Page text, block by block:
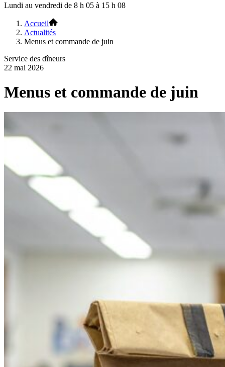
Lundi au vendredi de 8 h 05 à 15 h 08
Accueil
Actualités
Menus et commande de juin
Service des dîneurs
22 mai 2026
Menus et commande de juin